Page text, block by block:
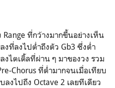
ที่กว้างมากขึ้นอย่างเห็น
งที่ลงไปต่ำถึงตัว Gb3 ซึ่งต่ำ
ไตเติ้ลที่ผ่าน ๆ มาของวง รวม
Chorus ที่ต่ำมากจนเมื่อเทียบ
งไปถึง Octave 2 เลยทีเดียว